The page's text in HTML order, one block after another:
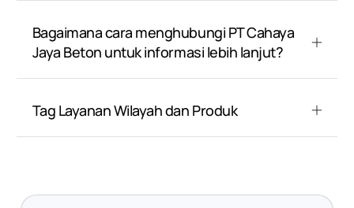
Bagaimana cara menghubungi PT Cahaya
Jaya Beton untuk informasi lebih lanjut?
Tag Layanan Wilayah dan Produk